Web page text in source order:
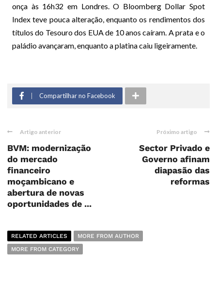
onça às 16h32 em Londres. O Bloomberg Dollar Spot
Index teve pouca alteração, enquanto os rendimentos dos
títulos do Tesouro dos EUA de 10 anos caíram. A prata e o
paládio avançaram, enquanto a platina caiu ligeiramente.
Compartilhar no Facebook
Artigo anterior
BVM: modernização
do mercado
financeiro
moçambicano e
abertura de novas
oportunidades de ...
Próximo artigo
Sector Privado e
Governo afinam
diapasão das
reformas
RELATED ARTICLES
MORE FROM AUTHOR
MORE FROM CATEGORY